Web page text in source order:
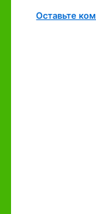
Оставьте